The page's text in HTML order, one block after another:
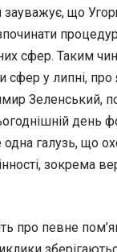
що
сфер. Таким
сфер у липні,
Зеленський,
день
галузь, що
зокрема
про певне